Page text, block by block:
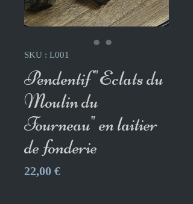
SKU : L001
Pendentif "Eclats du
Moulin du
Fourneau" en laitier
de fonderie
22,00 €Prix